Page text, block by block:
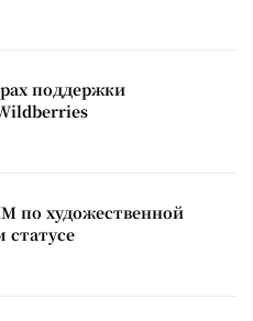
поддержки
по художественной
статусе